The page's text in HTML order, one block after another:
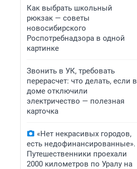
Как выбрать школьный
рюкзак — советы
новосибирского
Роспотребнадзора в одной
картинке
Звонить в УК, требовать
перерасчет: что делать, если в
доме отключили
электричество — полезная
карточка
«Нет некрасивых городов,
есть недофинансированные».
Путешественники проехали
2000 километров по Уралу на